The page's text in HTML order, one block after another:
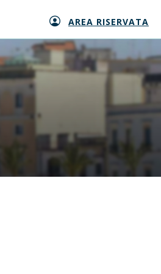
AREA RISERVATA